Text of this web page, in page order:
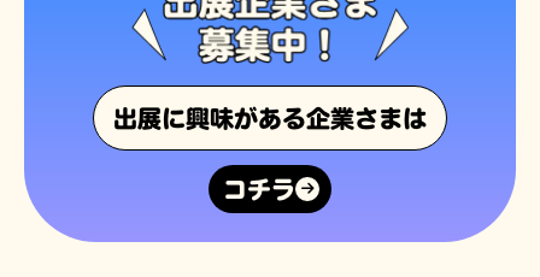
出展に興味がある企業さまは
コチラ